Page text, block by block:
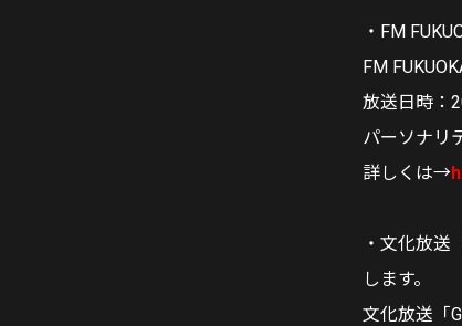
・FM
FM
放送日時：
パーソナリ
詳しくは→
・文化放送
します。
文化放送「